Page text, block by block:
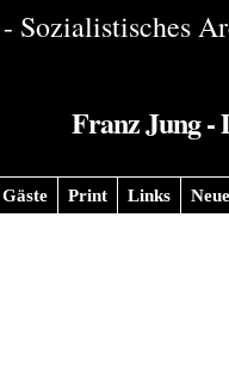
Sozialistisches
Franz Jung -
Gäste Print Links